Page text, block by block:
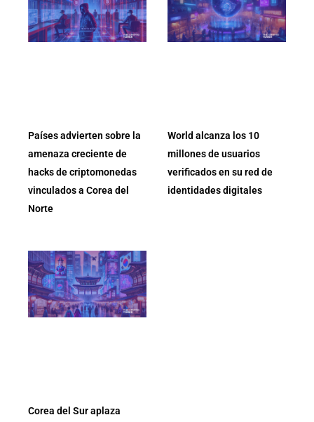
Países advierten sobre la
amenaza creciente de
hacks de criptomonedas
vinculados a Corea del
Norte
World alcanza los 10
millones de usuarios
verificados en su red de
identidades digitales
Corea del Sur aplaza